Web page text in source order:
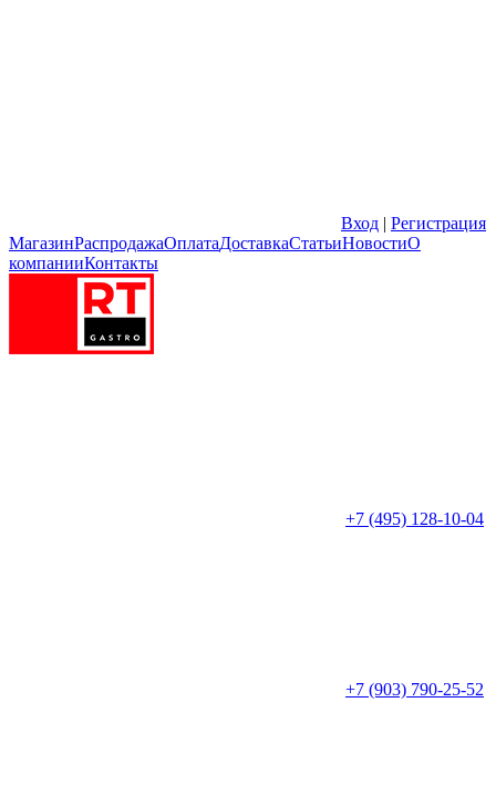
Вход | Регистрация
МагазинРаспродажаОплатаДоставкаСтатьиНовостиО
компанииКонтакты
+7 (495) 128-10-04
+7 (903) 790-25-52